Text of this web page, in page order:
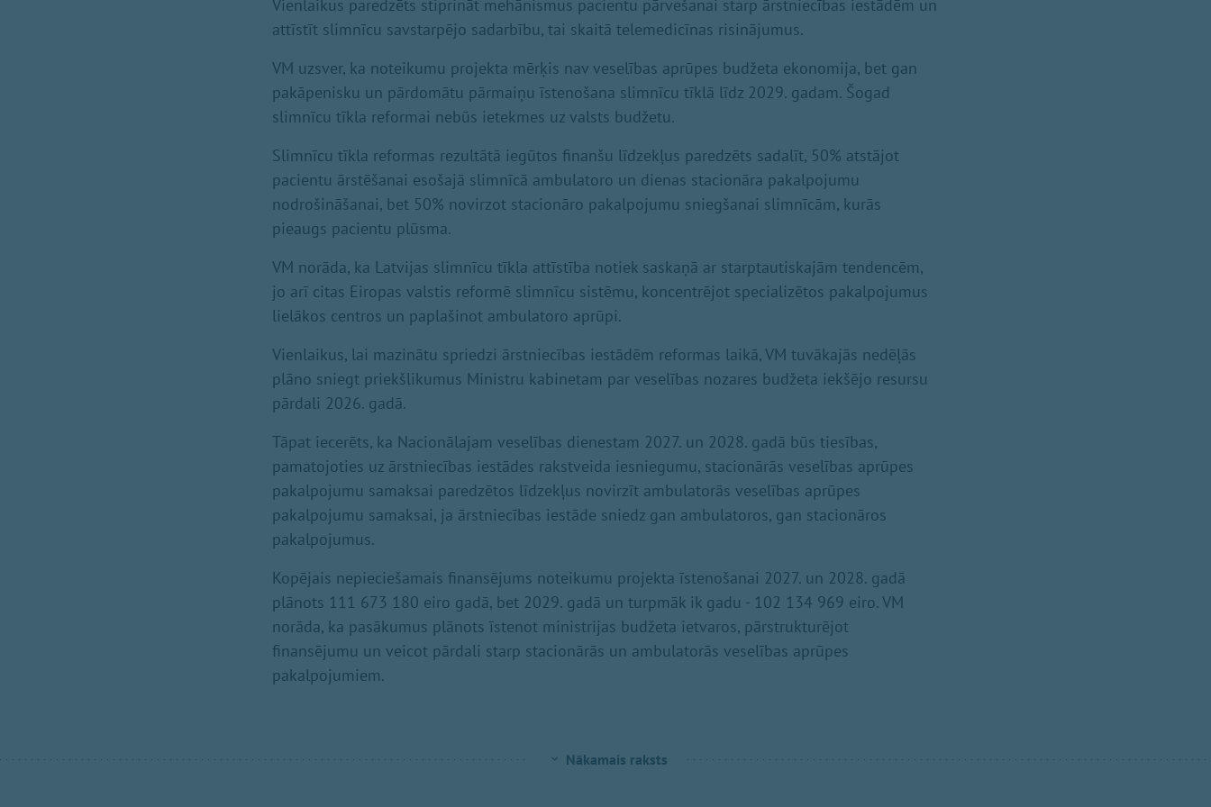
Vienlaikus paredzēts stiprināt mehānismus pacientu pārvešanai starp ārstniecības iestādēm un
attīstīt slimnīcu savstarpējo sadarbību, tai skaitā telemedicīnas risinājumus.
VM uzsver, ka noteikumu projekta mērķis nav veselības aprūpes budžeta ekonomija, bet gan
pakāpenisku un pārdomātu pārmaiņu īstenošana slimnīcu tīklā līdz 2029. gadam. Šogad
slimnīcu tīkla reformai nebūs ietekmes uz valsts budžetu.
Slimnīcu tīkla reformas rezultātā iegūtos finanšu līdzekļus paredzēts sadalīt, 50% atstājot
pacientu ārstēšanai esošajā slimnīcā ambulatoro un dienas stacionāra pakalpojumu
nodrošināšanai, bet 50% novirzot stacionāro pakalpojumu sniegšanai slimnīcām, kurās
pieaugs pacientu plūsma.
VM norāda, ka Latvijas slimnīcu tīkla attīstība notiek saskaņā ar starptautiskajām tendencēm,
jo arī citas Eiropas valstis reformē slimnīcu sistēmu, koncentrējot specializētos pakalpojumus
lielākos centros un paplašinot ambulatoro aprūpi.
Vienlaikus, lai mazinātu spriedzi ārstniecības iestādēm reformas laikā, VM tuvākajās nedēļās
plāno sniegt priekšlikumus Ministru kabinetam par veselības nozares budžeta iekšējo resursu
pārdali 2026. gadā.
Tāpat iecerēts, ka Nacionālajam veselības dienestam 2027. un 2028. gadā būs tiesības,
pamatojoties uz ārstniecības iestādes rakstveida iesniegumu, stacionārās veselības aprūpes
pakalpojumu samaksai paredzētos līdzekļus novirzīt ambulatorās veselības aprūpes
pakalpojumu samaksai, ja ārstniecības iestāde sniedz gan ambulatoros, gan stacionāros
pakalpojumus.
Kopējais nepieciešamais finansējums noteikumu projekta īstenošanai 2027. un 2028. gadā
plānots 111 673 180 eiro gadā, bet 2029. gadā un turpmāk ik gadu - 102 134 969 eiro. VM
norāda, ka pasākumus plānots īstenot ministrijas budžeta ietvaros, pārstrukturējot
finansējumu un veicot pārdali starp stacionārās un ambulatorās veselības aprūpes
pakalpojumiem.
Nākamais raksts